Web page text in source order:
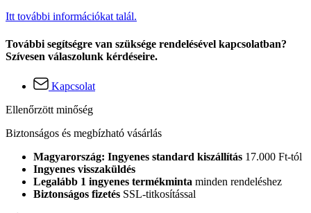
Itt további információkat talál.
További segítségre van szüksége rendelésével kapcsolatban?
Szívesen válaszolunk kérdéseire.
Kapcsolat
Ellenőrzött minőség
Biztonságos és megbízható vásárlás
Magyarország: Ingyenes standard kiszállítás 17.000 Ft-tól
Ingyenes visszaküldés
Legalább 1 ingyenes termékminta minden rendeléshez
Biztonságos fizetés SSL-titkosítással